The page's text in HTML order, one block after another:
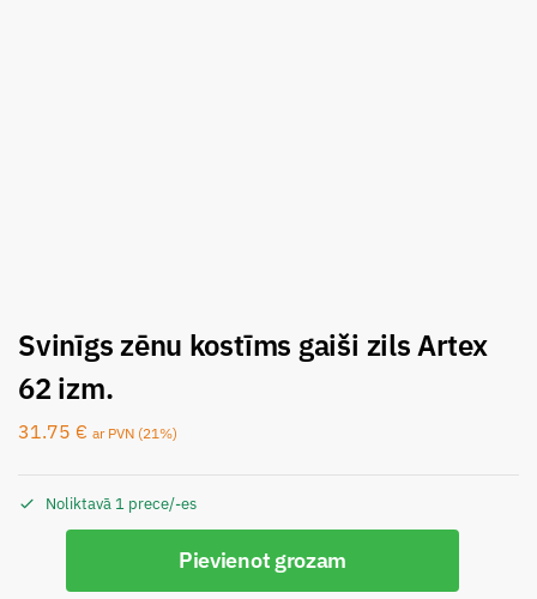
Svinīgs zēnu kostīms gaiši zils Artex
62 izm.
31.75 € ar PVN (21%)
Noliktavā 1 prece/-es
Pievienot grozam